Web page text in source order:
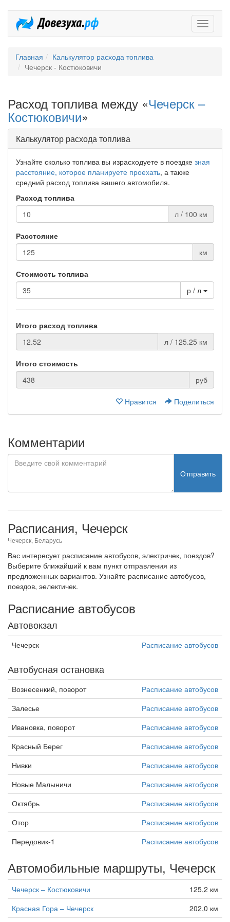
Главная
Калькулятор расхода топлива
Чечерск - Костюковичи
Расход топлива между «Чечерск –
Костюковичи»
Калькулятор расхода топлива
Узнайте сколько топлива вы израсходуете в поездке зная
расстояние, которое планируете проехать, а также
средний расход топлива вашего автомобиля.
Расход топлива
л / 100 км
Расстояние
км
Стоимость топлива
р / л
Итого расход топлива
л / 125.25 км
Итого стоимость
руб
Нравится Поделиться
Комментарии
Отправить
Расписания, Чечерск
Чечерск, Беларусь
Вас интересует расписание автобусов, электричек, поездов?
Выберите ближайший к вам пункт отправления из
предложенных вариантов. Узнайте расписание автобусов,
поездов, эелектичек.
Расписание автобусов
Автовокзал
Чечерск Расписание автобусов
Автобусная остановка
Вознесенкий, поворот
Расписание автобусов
Залесье
Расписание автобусов
Ивановка, поворот
Расписание автобусов
Красный Берег
Расписание автобусов
Нивки
Расписание автобусов
Новые Малыничи
Расписание автобусов
Октябрь
Расписание автобусов
Отор
Расписание автобусов
Передовик-1
Расписание автобусов
Автомобильные маршруты, Чечерск
Чечерск – Костюковичи
125,2 км
Красная Гора – Чечерск
202,0 км